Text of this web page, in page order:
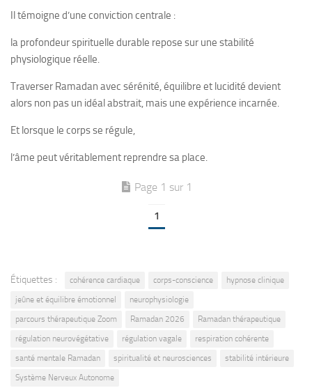
Il témoigne d’une conviction centrale :
la profondeur spirituelle durable repose sur une stabilité
physiologique réelle.
Traverser Ramadan avec sérénité, équilibre et lucidité devient
alors non pas un idéal abstrait, mais une expérience incarnée.
Et lorsque le corps se régule,
l’âme peut véritablement reprendre sa place.
Page 1 sur 1
1
Étiquettes : cohérence cardiaque corps-conscience
hypnose clinique
jeûne et équilibre émotionnel
neurophysiologie
parcours thérapeutique Zoom
Ramadan 2026
Ramadan thérapeutique
régulation neurovégétative
régulation vagale
respiration cohérente
santé mentale Ramadan
spiritualité et neurosciences
stabilité intérieure
Système Nerveux Autonome